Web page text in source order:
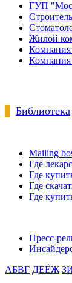
ГУП
Жилой
Библиотека
Mailing
Где
Где
Где
Где
Пресс-
АБВГ ДЕЁЖ